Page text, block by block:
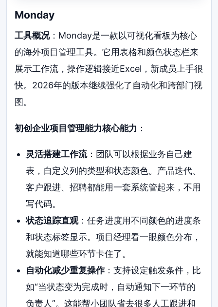
Monday
工具概况：Monday是一款以可视化看板为核心
的海外项目管理工具。它用表格和颜色状态栏来
展示工作流，操作逻辑接近Excel，新成员上手很
快。2026年的版本继续强化了自动化和跨部门视
图。
初创企业项目管理能力核心能力 ：
灵活搭建工作流：团队可以根据业务自己建
表，自定义列的类型和状态颜色。产品迭代、
客户跟进、招聘都能用一套系统管起来，不用
写代码。
状态追踪直观：任务进度用不同颜色的进度条
和状态标签显示。项目经理看一眼颜色分布，
就能知道哪些环节卡住了。
自动化减少重复操作：支持设定触发条件，比
如“当状态变为完成时，自动通知下一环节的
负责人”。这能帮小团队省去很多人工跟进和